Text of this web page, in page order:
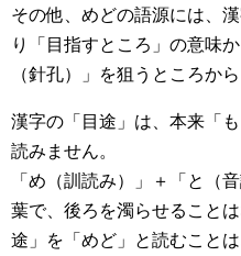
その他、めどの語源には、
り「目指すところ」の意味
（針孔）」を狙うところか
漢字の「目途」は、本来「
読みません。
「め（訓読み）」＋「と（
葉で、後ろを濁らせること
途」を「めど」と読むこと